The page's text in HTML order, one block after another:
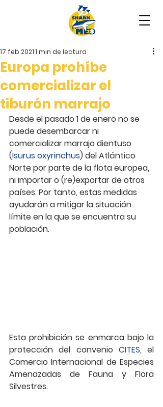
Europa prohíbe
comercializar el
tiburón marrajo
17 feb 20211 min de lectura
Desde el pasado 1 de enero no se
puede desembarcar ni
comercializar marrajo dientuso
(Isurus oxyrinchus) del Atlántico
Norte por parte de la flota europea,
ni importar o (re)exportar de otros
países. Por tanto, estas medidas
ayudarán a mitigar la situación
límite en la que se encuentra su
población.
Esta prohibición se enmarca bajo la
protección del convenio CITES, el
Comercio Internacional de Especies
Amenazadas de Fauna y Flora
Silvestres.